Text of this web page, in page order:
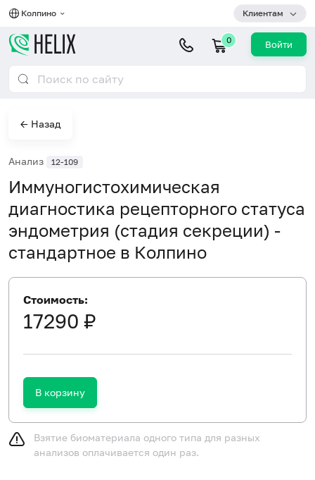
Колпино Клиентам
0 Войти
← Назад
Анализ 12-109
Иммуногистохимическая
диагностика рецепторного статуса
эндометрия (стадия секреции) -
стандартное в Колпино
Стоимость:
17290 ₽
В корзину
Взятие биоматериала одного типа для разных
анализов оплачивается один раз.